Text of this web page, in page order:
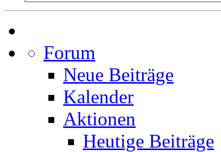
Forum
Neue Beiträge
Kalender
Aktionen
Heutige Beiträge